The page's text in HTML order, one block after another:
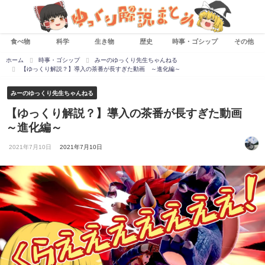
食べ物 科学 生き物 歴史 時事・ゴシップ その他
ホーム 時事・ゴシップ
みーのゆっくり先生ちゃんねる
【ゆっくり解説？】導入の茶番が長すぎた動画 ～進化編～
みーのゆっくり先生ちゃんねる
【ゆっくり解説？】導入の茶番が長すぎた動画
～進化編～
2021年7月10日 2021年7月10日